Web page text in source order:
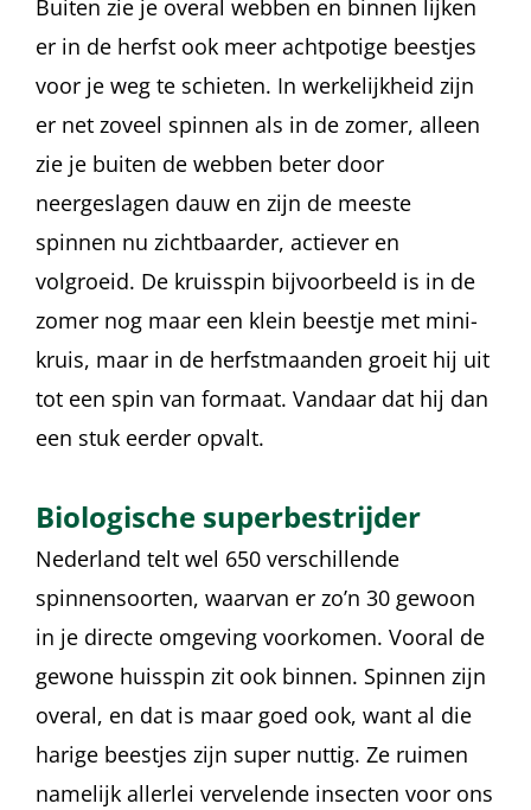
Buiten zie je overal webben en binnen lijken
er in de herfst ook meer achtpotige beestjes
voor je weg te schieten. In werkelijkheid zijn
er net zoveel spinnen als in de zomer, alleen
zie je buiten de webben beter door
neergeslagen dauw en zijn de meeste
spinnen nu zichtbaarder, actiever en
volgroeid. De kruisspin bijvoorbeeld is in de
zomer nog maar een klein beestje met mini-
kruis, maar in de herfstmaanden groeit hij uit
tot een spin van formaat. Vandaar dat hij dan
een stuk eerder opvalt.
Biologische superbestrijder
Nederland telt wel 650 verschillende
spinnensoorten, waarvan er zo’n 30 gewoon
in je directe omgeving voorkomen. Vooral de
gewone huisspin zit ook binnen. Spinnen zijn
overal, en dat is maar goed ook, want al die
harige beestjes zijn super nuttig. Ze ruimen
namelijk allerlei vervelende insecten voor ons